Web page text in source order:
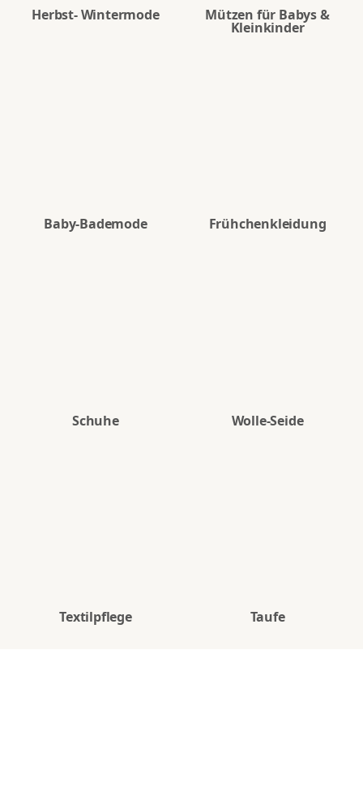
Herbst- Wintermode Mützen für Babys &
Kleinkinder
Baby-Bademode Frühchenkleidung
Schuhe Wolle-Seide
Textilpflege Taufe